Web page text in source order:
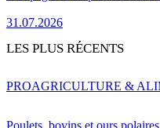
31.07.2026
LES PLUS RÉCENTS
PROAGRICULTURE &